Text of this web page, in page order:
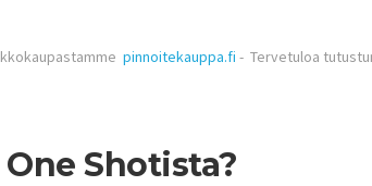
pinnoitekauppa.fi - Tervetuloa
Shotista?